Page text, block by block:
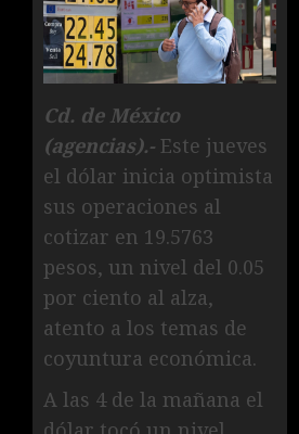
Cd. de México
(agencias).- Este jueves
el dólar inicia optimista
sus operaciones al
cotizar en 19.5763
pesos, un nivel del 0.05
por ciento al alza,
atento a los temas de
coyuntura económica.
A las 4 de la mañana el